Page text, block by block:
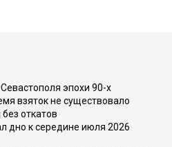
эпохи 90-х
взяток не существовало
откатов
дно к середине июля 2026